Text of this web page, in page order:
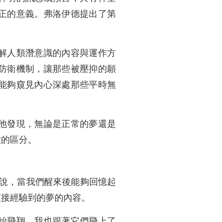
的意義。弗洛伊德提出了第
人類潛意識的內容與運作方
衛機制，讓那些被壓抑的願
夠窺見內心深處那些平時無
發現，無論是正常的夢還是
區分。
，當我們醒來後能夠回憶起
經驗到的夢的內容。